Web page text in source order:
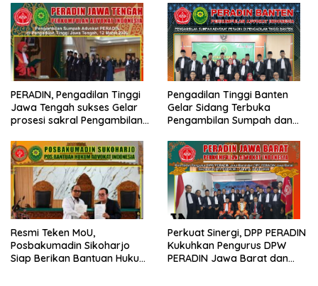
Justitia Ruat Caelum
PERADIN, Pengadilan Tinggi
Jawa Tengah sukses Gelar
prosesi sakral Pengambilan
Pengadilan Tinggi Banten
Gelar Sidang Terbuka
Pengambilan Sumpah dan
Resmi Teken MoU,
Posbakumadin Sikoharjo
Siap Berikan Bantuan Hukum
Perkuat Sinergi, DPP PERADIN
Kukuhkan Pengurus DPW
PERADIN Jawa Barat dan